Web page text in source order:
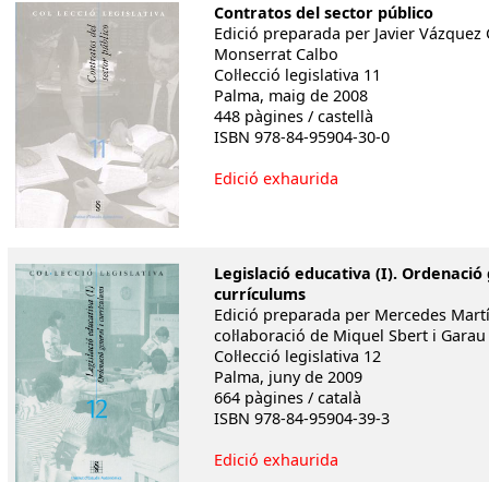
Contratos del sector público
Edició preparada per Javier
Monserrat Calbo
Col·lecció legislativa 11
Palma, maig de 2008
448 pàgines / castellà
ISBN 978-84-95904-30-0
Edició exhaurida
Legislació educativa (I).
currículums
Edició preparada per Mercedes
col·laboració de Miquel Sbert i Garau
Col·lecció legislativa 12
Palma, juny de 2009
664 pàgines / català
ISBN 978-84-95904-39-3
Edició exhaurida